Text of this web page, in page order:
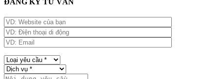
ĐĂNG KÝ TƯ VẤN